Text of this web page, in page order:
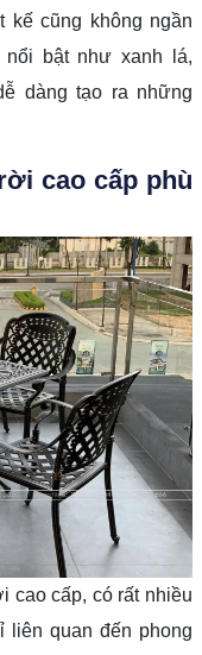
kế cũng không ngần
bật như xanh lá,
dàng tạo ra những
cao cấp phù
cao cấp, có rất nhiều
quan đến phong